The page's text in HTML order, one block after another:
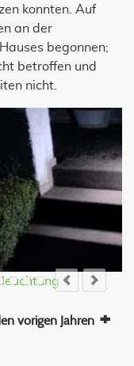
konnten. Auf
an der
begonnen;
betroffen und
nicht.
vorigen Jahren